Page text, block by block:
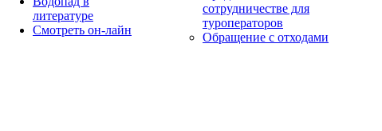
литературе
Смотреть он-лайн
сотрудничестве для
туроператоров
Обращение с отходами